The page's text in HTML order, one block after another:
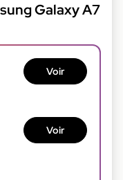
Galaxy A7
Voir
Voir